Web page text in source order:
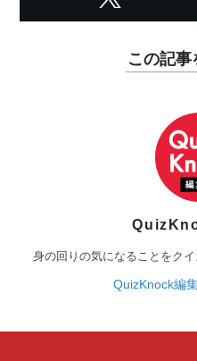
この記事
身の回りの気になることをクイ
QuizKnock編